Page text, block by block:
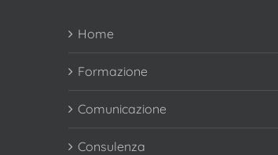
Home
Formazione
Comunicazione
Consulenza